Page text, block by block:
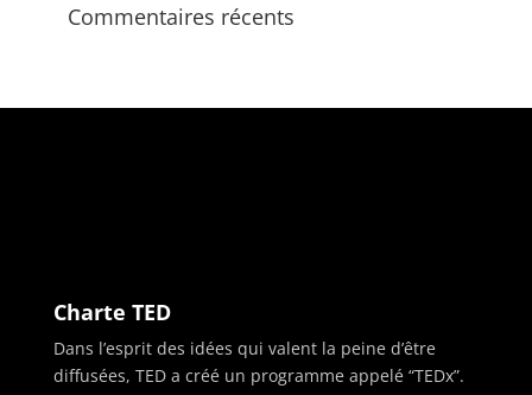
Commentaires récents
Charte TED
Dans l’esprit des idées qui valent la peine d’être
diffusées, TED a créé un programme appelé “TEDx”.